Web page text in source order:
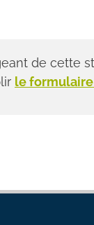
de cette
le